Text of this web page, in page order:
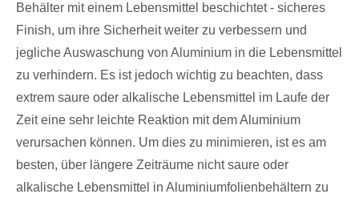
Behälter mit einem Lebensmittel beschichtet - sicheres
Finish, um ihre Sicherheit weiter zu verbessern und
jegliche Auswaschung von Aluminium in die Lebensmittel
zu verhindern. Es ist jedoch wichtig zu beachten, dass
extrem saure oder alkalische Lebensmittel im Laufe der
Zeit eine sehr leichte Reaktion mit dem Aluminium
verursachen können. Um dies zu minimieren, ist es am
besten, über längere Zeiträume nicht saure oder
alkalische Lebensmittel in Aluminiumfolienbehältern zu